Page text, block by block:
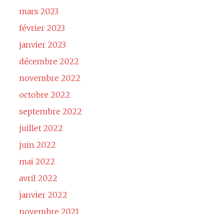
mars 2023
février 2023
janvier 2023
décembre 2022
novembre 2022
octobre 2022
septembre 2022
juillet 2022
juin 2022
mai 2022
avril 2022
janvier 2022
novembre 2021